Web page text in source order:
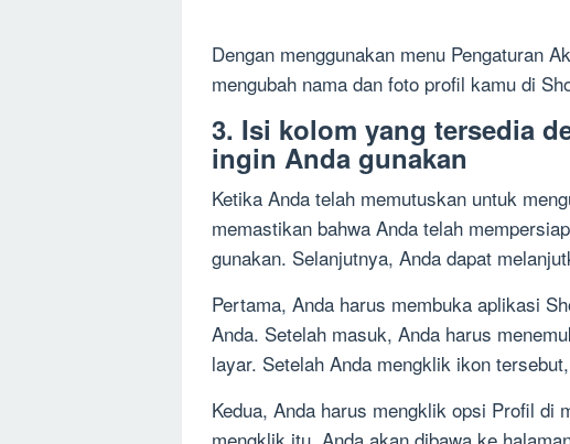
Dengan menggunakan menu Pengaturan
mengubah nama dan foto profil kamu di
3. Isi kolom yang tersedia
ingin Anda gunakan
Ketika Anda telah memutuskan untuk
memastikan bahwa Anda telah
gunakan. Selanjutnya, Anda dapat
Pertama, Anda harus membuka aplikasi
Anda. Setelah masuk, Anda harus
layar. Setelah Anda mengklik ikon
Kedua, Anda harus mengklik opsi Profil di